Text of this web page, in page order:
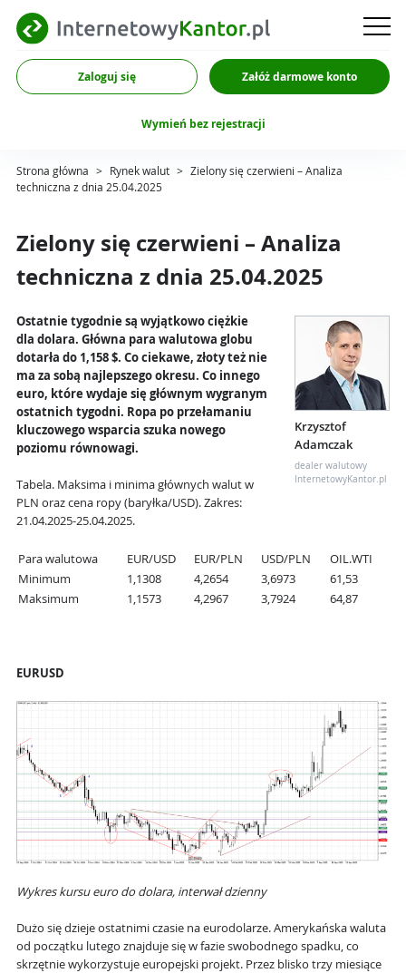
Zaloguj się Załóż darmowe konto
Wymień bez rejestracji
Strona główna > Rynek walut > Zielony się czerwieni – Analiza
techniczna z dnia 25.04.2025
Zielony się czerwieni – Analiza
techniczna z dnia 25.04.2025
Krzysztof
Adamczak
dealer walutowy
InternetowyKantor.pl
Ostatnie tygodnie są wyjątkowo ciężkie
dla dolara. Główna para walutowa globu
dotarła do 1,158 $. Co ciekawe, złoty też nie
ma za sobą najlepszego okresu. Co innego
euro, które wydaje się głównym wygranym
ostatnich tygodni. Ropa po przełamaniu
kluczowego wsparcia szuka nowego
poziomu równowagi.
Tabela. Maksima i minima głównych walut w
PLN oraz cena ropy (baryłka/USD). Zakres:
21.04.2025-25.04.2025.
Para walutowa EUR/USD EUR/PLN USD/PLN
OIL.WTI
Minimum
1,1308 4,2654 3,6973
61,53
Maksimum
1,1573 4,2967 3,7924 64,87
EURUSD
Wykres kursu euro do dolara, interwał dzienny
Dużo się dzieje ostatnimi czasie na eurodolarze. Amerykańska waluta
od początku lutego znajduje się w fazie swobodnego spadku, co
skrzętnie wykorzystuje europejski projekt. Przez blisko trzy miesiące